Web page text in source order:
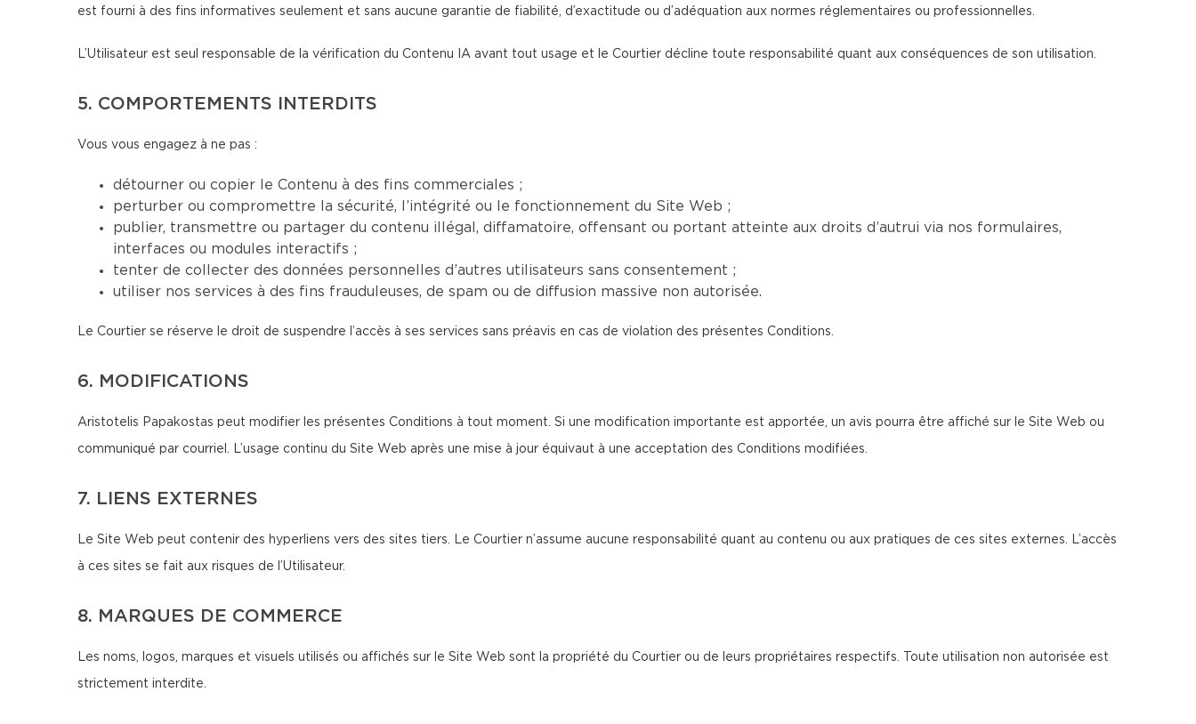
est fourni à des fins informatives seulement et sans aucune garantie de fiabilité, d’exactitude ou d’adéquation aux normes réglementaires ou professionnelles.
L’Utilisateur est seul responsable de la vérification du Contenu IA avant tout usage et le Courtier décline toute responsabilité quant aux conséquences de son utilisation.
5. COMPORTEMENTS INTERDITS
Vous vous engagez à ne pas :
détourner ou copier le Contenu à des fins commerciales ;
perturber ou compromettre la sécurité, l’intégrité ou le fonctionnement du Site Web ;
publier, transmettre ou partager du contenu illégal, diffamatoire, offensant ou portant atteinte aux droits d’autrui via nos formulaires,
interfaces ou modules interactifs ;
tenter de collecter des données personnelles d’autres utilisateurs sans consentement ;
utiliser nos services à des fins frauduleuses, de spam ou de diffusion massive non autorisée.
Le Courtier se réserve le droit de suspendre l’accès à ses services sans préavis en cas de violation des présentes Conditions.
6. MODIFICATIONS
Aristotelis Papakostas peut modifier les présentes Conditions à tout moment. Si une modification importante est apportée, un avis pourra être affiché sur le Site Web ou
communiqué par courriel. L’usage continu du Site Web après une mise à jour équivaut à une acceptation des Conditions modifiées.
7. LIENS EXTERNES
Le Site Web peut contenir des hyperliens vers des sites tiers. Le Courtier n’assume aucune responsabilité quant au contenu ou aux pratiques de ces sites externes. L’accès
à ces sites se fait aux risques de l’Utilisateur.
8. MARQUES DE COMMERCE
Les noms, logos, marques et visuels utilisés ou affichés sur le Site Web sont la propriété du Courtier ou de leurs propriétaires respectifs. Toute utilisation non autorisée est
strictement interdite.